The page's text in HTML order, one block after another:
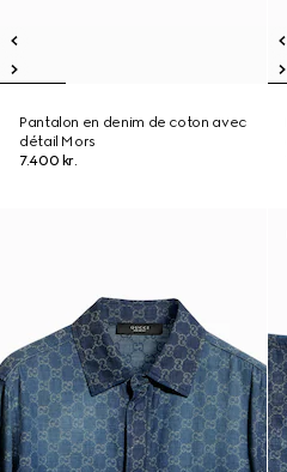
Pantalon en denim de coton avec
détail Mors
7.400 kr.